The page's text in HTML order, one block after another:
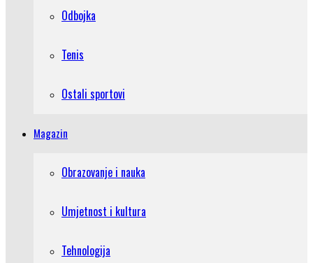
Odbojka
Tenis
Ostali sportovi
Magazin
Obrazovanje i nauka
Umjetnost i kultura
Tehnologija